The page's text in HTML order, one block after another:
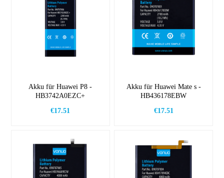
Akku für Huawei P8 -
HB3742A0EZC+
€17.51
Akku für Huawei Mate s -
HB436178EBW
€17.51